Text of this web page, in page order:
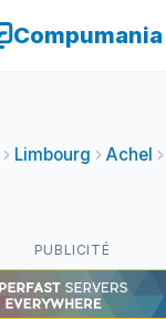
Compumania
Limbourg
Achel
PUBLICITÉ